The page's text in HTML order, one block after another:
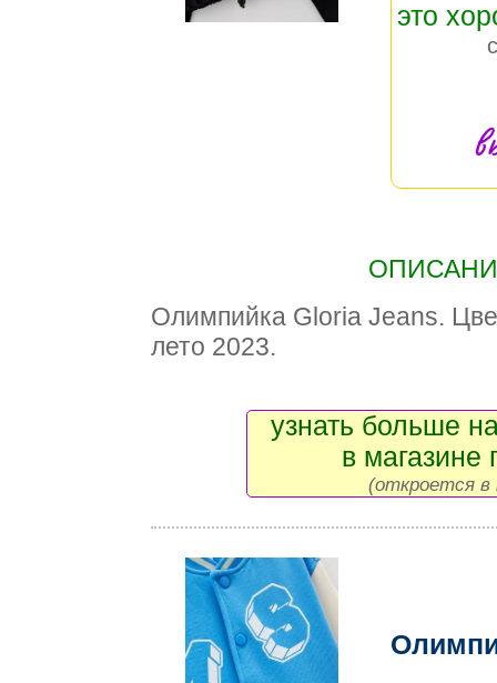
это
Олимпийка Gloria Jeans.
лето 2023.
узнать больше
в магазине
(откроется в